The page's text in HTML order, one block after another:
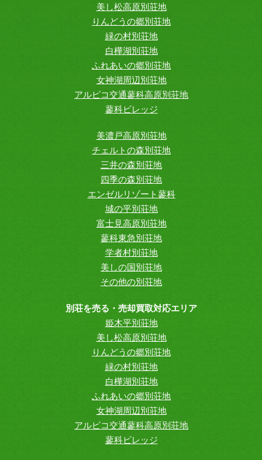
美し松高原別荘地
りんどうの郷別荘地
緑の村別荘地
白樺湖別荘地
ふれあいの郷別荘地
女神湖周辺別荘地
アルピコ交通蓼科高原別荘地
蓼科ビレッジ
美濃戸高原別荘地
チェルトの森別荘地
三井の森別荘地
四季の森別荘地
エンゼルリゾート蓼科
城の平別荘地
富士見高原別荘地
蓼科東急別荘地
学者村別荘地
美しの国別荘地
その他の別荘地
別荘を売る・売却買取対応エリア
姫木平別荘地
美し松高原別荘地
りんどうの郷別荘地
緑の村別荘地
白樺湖別荘地
ふれあいの郷別荘地
女神湖周辺別荘地
アルピコ交通蓼科高原別荘地
蓼科ビレッジ